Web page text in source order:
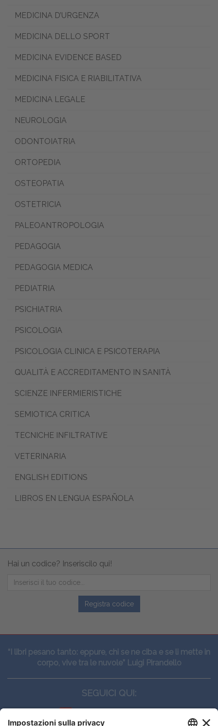
MEDICINA D’URGENZA
MEDICINA DELLO SPORT
MEDICINA EVIDENCE BASED
MEDICINA FISICA E RIABILITATIVA
MEDICINA LEGALE
NEUROLOGIA
ODONTOIATRIA
ORTOPEDIA
OSTEOPATIA
OSTETRICIA
PALEOANTROPOLOGIA
PEDAGOGIA
PEDAGOGIA MEDICA
PEDIATRIA
PSICHIATRIA
PSICOLOGIA
PSICOLOGIA CLINICA E PSICOTERAPIA
QUALITÀ E ACCREDITAMENTO IN SANITÀ
SCIENZE INFERMIERISTICHE
SEMIOTICA CRITICA
TECNICHE INFILTRATIVE
VETERINARIA
ENGLISH EDITIONS
LIBROS EN LENGUA ESPAÑOLA
Hai un codice? Inseriscilo qui!
Registra codice
“I libri pesano tanto: eppure, chi se ne ciba e se li mette in
corpo, vive tra le nuvole” Luigi Pirandello
SEGUICI QUI: